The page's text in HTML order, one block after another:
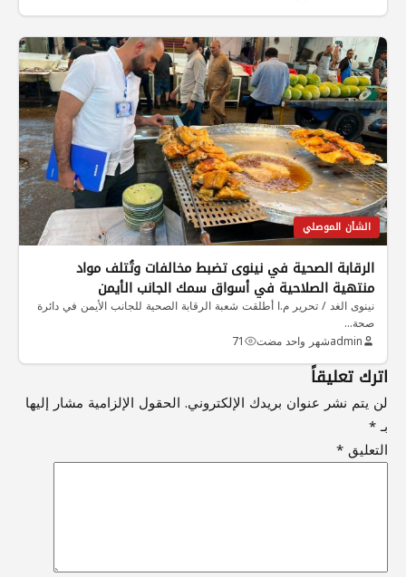
الشأن الموصلي
الرقابة الصحية في نينوى تضبط مخالفات وتُتلف مواد
منتهية الصلاحية في أسواق سمك الجانب الأيمن
نينوى الغد / تحرير م.ا أطلقت شعبة الرقابة الصحية للجانب الأيمن في دائرة
صحة…
adminشهر واحد مضت 71
اترك تعليقاً
لن يتم نشر عنوان بريدك الإلكتروني. الحقول الإلزامية مشار إليها
بـ*
التعليق*